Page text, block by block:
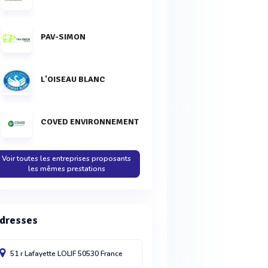
PAV-SIMON
L'OISEAU BLANC
COVED ENVIRONNEMENT
Voir toutes les entreprises proposants
les mêmes prestations
51 r LafayetteLOLIF50530France